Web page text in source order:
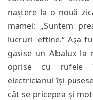
naştere la o nouă
mamei: „Suntem
lucruri ieftine.“ Aşa
găsise un Albalux la
oprise cu rufele
electricianul îşi
cât se pricepea şi